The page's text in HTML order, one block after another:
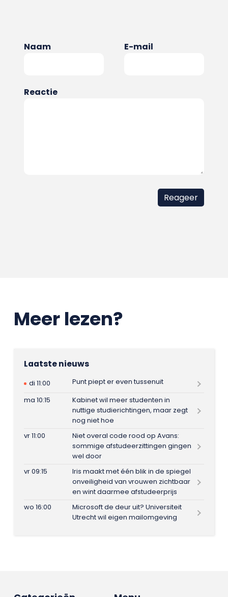
Naam E-mail
Reactie
Meer lezen?
Laatste nieuws
di 11:00
Punt piept er even tussenuit
ma 10:15
Kabinet wil meer studenten in
nuttige studierichtingen, maar zegt
nog niet hoe
vr 11:00
Niet overal code rood op Avans:
sommige afstudeerzittingen gingen
wel door
vr 09:15
Iris maakt met één blik in de spiegel
onveiligheid van vrouwen zichtbaar
en wint daarmee afstudeerprijs
wo 16:00
Microsoft de deur uit? Universiteit
Utrecht wil eigen mailomgeving